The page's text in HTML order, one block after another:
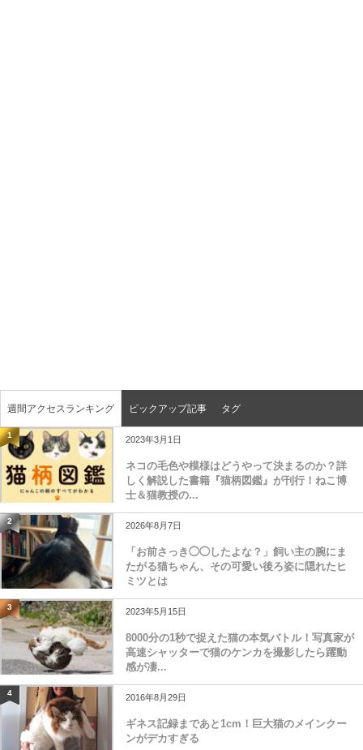
週間アクセスランキング ピックアップ記事 タグ
1 2023年3月1日
ネコの毛色や模様はどうやって決まるのか？詳
しく解説した書籍『猫柄図鑑』が刊行！ねこ博
士＆猫教授の...
2 2026年8月7日
「お前さっき◯◯したよな？」飼い主の腕にま
たがる猫ちゃん、その可愛い後ろ姿に隠れたヒ
ミツとは
3 2023年5月15日
8000分の1秒で捉えた猫の本気バトル！写真家が
高速シャッターで猫のケンカを撮影したら躍動
感が凄...
4 2016年8月29日
ギネス記録まであと1cm！巨大猫のメインクー
ンがデカすぎる